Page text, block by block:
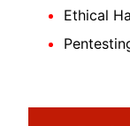
Ethical